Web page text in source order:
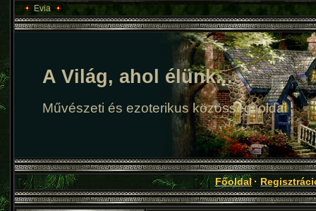
Evia
A Világ, ahol élünk...
Művészeti és ezoterikus közösségi oldal
Főoldal·